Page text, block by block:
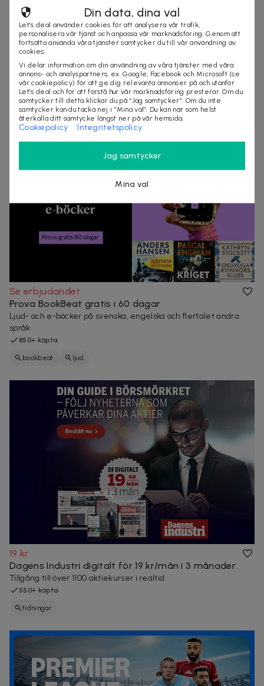
20 kr
Mobilabonnemang 20kr/mån i 4 månader + dubbel
surf hos Vimla
Erbjudandet gäller alla abonnemang
500+ köpta
service tjänster
Se erbjudandet
Prova BookBeat gratis i 60 dagar
Ljud- och e-böcker på svenska, engelska och flertalet andra
språk
850+ köpta
bookbeat ljud
19 kr
Dagens Industri digitalt för 19 kr/mån i 3 månader
Tillgång till över 1100 aktiekurser i realtid
550+ köpta
tidningar
Din data, dina val
Let’s deal använder cookies för att analysera vår trafik,
personalisera vår tjänst och anpassa vår marknadsföring. Genom att
fortsätta använda våra tjänster samtycker du till vår användning av
cookies.
Vi delar information om din användning av våra tjänster med våra
annons- och analyspartners, ex. Google, Facebook och Microsoft (se
vår cookiepolicy) för att ge dig relevanta annonser på och utanför
Let’s deal och för att förstå hur vår marknadsföring presterar. Om du
samtycker till detta klickar du på “Jag samtycker”. Om du inte
samtycker kan du tacka nej i “Mina val”. Du kan när som helst
återkalla ditt samtycke längst ner på vår hemsida.
Cookiepolicy Integritetspolicy
Jag samtycker
Mina val